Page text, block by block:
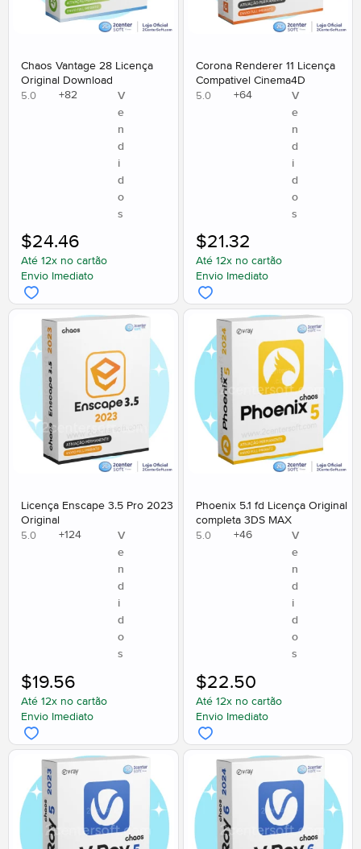
Chaos Vantage 28 Licença
Original Download
5.0 +82
V
e
n
d
i
d
o
s
Até 12x no cartão
Envio Imediato
$24.46
Corona Renderer 11 Licença
Compativel Cinema4D
5.0 +64
V
e
n
d
i
d
o
s
Até 12x no cartão
Envio Imediato
$21.32
Licença Enscape 3.5 Pro 2023
Original
5.0 +124
V
e
n
d
i
d
o
s
Até 12x no cartão
Envio Imediato
$19.56
Phoenix 5.1 fd Licença Original
completa 3DS MAX
5.0 +46
V
e
n
d
i
d
o
s
Até 12x no cartão
Envio Imediato
$22.50